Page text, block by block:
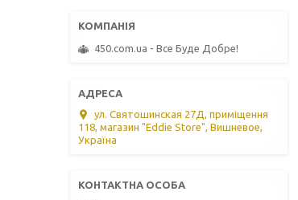
450.com.ua - Все Буде Добре!
ул. Святошинская 27Д, приміщення
118, магазин "Eddie Store", Вишневое,
Україна